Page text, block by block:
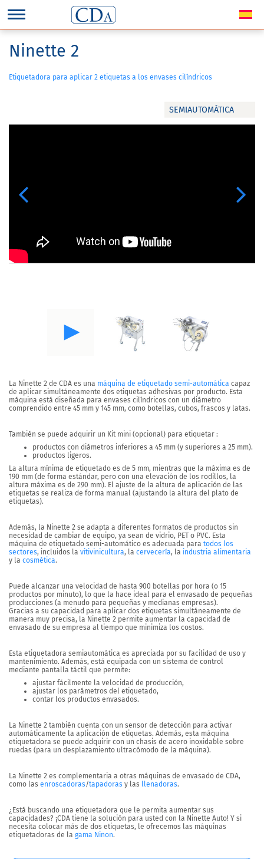
SEMIAUTOMÁTICA
Previous Next
Ninette 2
Etiquetadora para aplicar 2 etiquetas a los envases cilíndricos
La Ninette 2 de CDA es una máquina de etiquetado semi-automática capaz
de aplicar simultáneamente dos etiquetas adhesivas por producto. Esta
máquina está diseñada para envases cilíndricos con un diámetro
comprendido entre 45 mm y 145 mm, como botellas, cubos, frascos y latas.
También se puede adquirir un Kit mini (opcional) para etiquetar :
productos con diámetros inferiores a 45 mm (y superiores a 25 mm).
productos ligeros.
La altura mínima de etiquetado es de 5 mm, mientras que la máxima es de
190 mm (de forma estándar, pero con una elevación de los rodillos, la
altura máxima es de 290 mm). El ajuste de la altura de aplicación de las
etiquetas se realiza de forma manual (ajustando la altura del plato de
etiquetas).
Además, la Ninette 2 se adapta a diferentes formatos de productos sin
necesidad de cambiar de equipo, ya sean de vidrio, PET o PVC. Esta
máquina de etiquetado semi-automático es adecuada para todos los
sectores, incluidos la vitivinicultura, la cervecería, la industria alimentaria
y la cosmética.
Puede alcanzar una velocidad de hasta 900 botellas por hora (o 15
productos por minuto), lo que la hace ideal para el envasado de pequeñas
producciones (a menudo para pequeñas y medianas empresas).
Gracias a su capacidad para aplicar dos etiquetas simultáneamente de
manera muy precisa, la Ninette 2 permite aumentar la capacidad de
envasado de su empresa al tiempo que minimiza los costos.
Esta etiquetadora semiautomática es apreciada por su facilidad de uso y
mantenimiento. Además, está equipada con un sistema de control
mediante pantalla táctil que permite:
ajustar fácilmente la velocidad de producción,
ajustar los parámetros del etiquetado,
contar los productos envasados.
La Ninette 2 también cuenta con un sensor de detección para activar
automáticamente la aplicación de etiquetas. Además, esta máquina
etiquetadora se puede adquirir con un chasis de acero inoxidable sobre
ruedas (para un desplazamiento ultracómodo de la máquina).
La Ninette 2 es complementaria a otras máquinas de envasado de CDA,
como las enroscadoras/tapadoras y las llenadoras.
¿Está buscando una etiquetadora que le permita aumentar sus
capacidades? ¡CDA tiene la solución para usted con la Ninette Auto! Y si
necesita colocar más de dos etiquetas, le ofrecemos las máquinas
etiquetadoras de la gama Ninon.